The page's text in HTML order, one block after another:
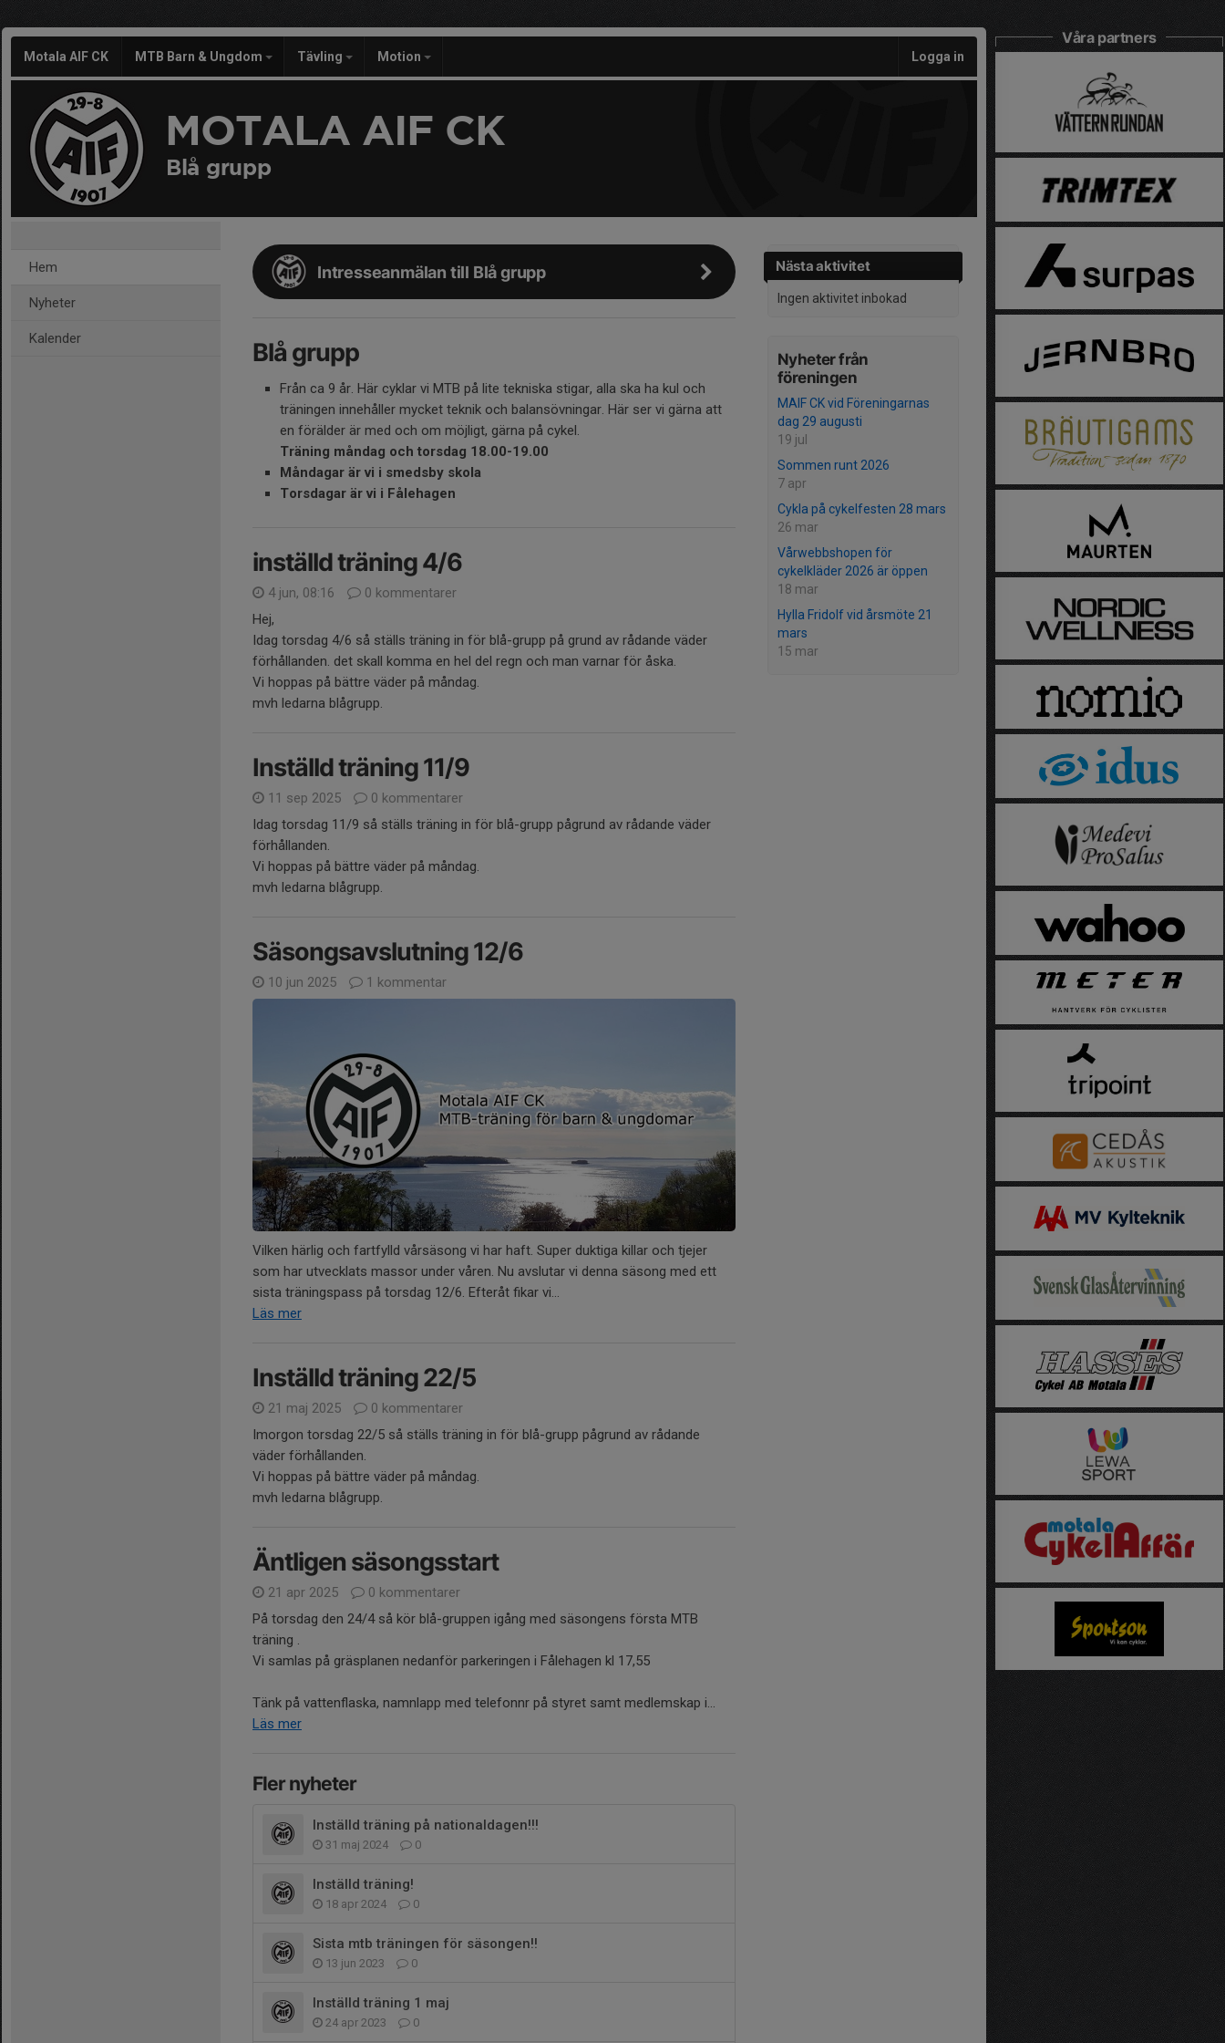
Motala AIF CK MTB Barn & Ungdom Tävling Motion Logga in
MOTALA AIF CK
Blå grupp
Hem
Nyheter
Kalender
Nästa aktivitet
Ingen aktivitet inbokad
Nyheter från
föreningen
MAIF CK vid Föreningarnas
dag 29 augusti
19 jul
Sommen runt 2026
7 apr
Cykla på cykelfesten 28 mars
26 mar
Vårwebbshopen för
cykelkläder 2026 är öppen
18 mar
Hylla Fridolf vid årsmöte 21
mars
15 mar
Intresseanmälan till Blå grupp
Blå grupp
Från ca 9 år. Här cyklar vi MTB på lite tekniska stigar, alla ska ha kul och
träningen innehåller mycket teknik och balansövningar. Här ser vi gärna att
en förälder är med och om möjligt, gärna på cykel.
Träning måndag och torsdag 18.00-19.00
Måndagar är vi i smedsby skola
Torsdagar är vi i Fålehagen
inställd träning 4/6
4 jun, 08:16
0 kommentarer
Hej,
Idag torsdag 4/6 så ställs träning in för blå-grupp på grund av rådande väder
förhållanden. det skall komma en hel del regn och man varnar för åska.
Vi hoppas på bättre väder på måndag.
mvh ledarna blågrupp.
Inställd träning 11/9
11 sep 2025
0 kommentarer
Idag torsdag 11/9 så ställs träning in för blå-grupp pågrund av rådande väder
förhållanden.
Vi hoppas på bättre väder på måndag.
mvh ledarna blågrupp.
Säsongsavslutning 12/6
10 jun 2025 1 kommentar
Vilken härlig och fartfylld vårsäsong vi har haft. Super duktiga killar och tjejer
som har utvecklats massor under våren. Nu avslutar vi denna säsong med ett
sista träningspass på torsdag 12/6. Efteråt fikar vi...
Läs mer
Inställd träning 22/5
21 maj 2025
0 kommentarer
Imorgon torsdag 22/5 så ställs träning in för blå-grupp pågrund av rådande
väder förhållanden.
Vi hoppas på bättre väder på måndag.
mvh ledarna blågrupp.
Äntligen säsongsstart
21 apr 2025
0 kommentarer
På torsdag den 24/4 så kör blå-gruppen igång med säsongens första MTB
träning .
Vi samlas på gräsplanen nedanför parkeringen i Fålehagen kl 17,55
Tänk på vattenflaska, namnlapp med telefonnr på styret samt medlemskap i...
Läs mer
Fler nyheter
Inställd träning på nationaldagen!!!
31 maj 2024 0
Inställd träning!
18 apr 2024 0
Sista mtb träningen för säsongen!!
13 jun 2023 0
Inställd träning 1 maj
24 apr 2023 0
Våra partners